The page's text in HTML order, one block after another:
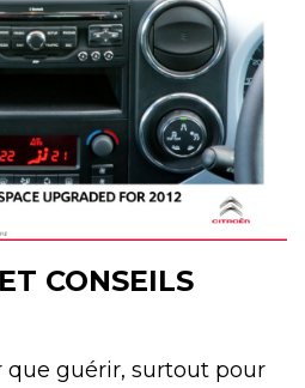
CONSEILS
que guérir, surtout pour